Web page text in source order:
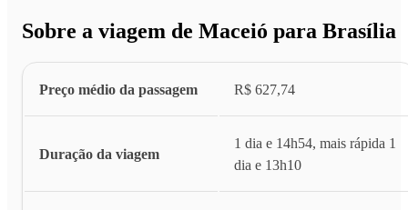
Sobre a viagem de Maceió para Brasília
Preço médio da passagem R$ 627,74
Duração da viagem
1 dia e 14h54, mais rápida 1
dia e 13h10